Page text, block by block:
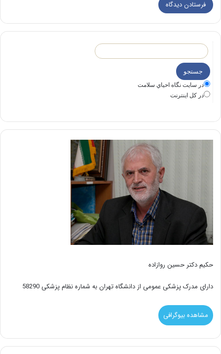
در سايت نگاه احياي سلامت
در كل اينترنت
حکیم دکتر حسین روازاده
دارای مدرک پزشکی عمومی از دانشگاه تهران به شماره نظام پزشکی 58290
مشاهده بیوگرافی